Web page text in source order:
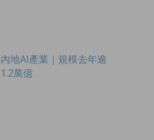
內地AI產業｜規模去年逾
1.2萬億